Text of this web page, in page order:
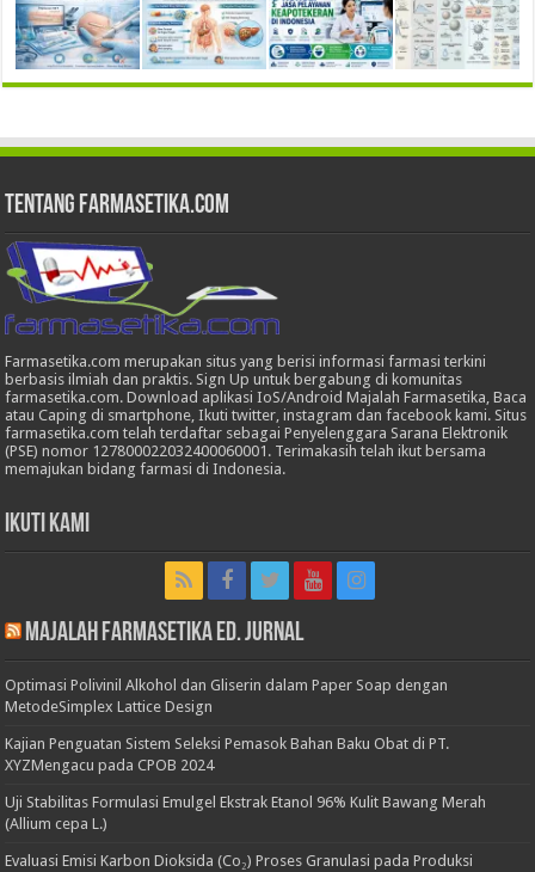
Tentang Farmasetika.com
Farmasetika.com merupakan situs yang berisi informasi farmasi terkini
berbasis ilmiah dan praktis. Sign Up untuk bergabung di komunitas
farmasetika.com. Download aplikasi IoS/Android Majalah Farmasetika, Baca
atau Caping di smartphone, Ikuti twitter, instagram dan facebook kami. Situs
farmasetika.com telah terdaftar sebagai Penyelenggara Sarana Elektronik
(PSE) nomor 127800022032400060001. Terimakasih telah ikut bersama
memajukan bidang farmasi di Indonesia.
Ikuti Kami
Majalah Farmasetika Ed. Jurnal
Optimasi Polivinil Alkohol dan Gliserin dalam Paper Soap dengan
MetodeSimplex Lattice Design
Kajian Penguatan Sistem Seleksi Pemasok Bahan Baku Obat di PT.
XYZMengacu pada CPOB 2024
Uji Stabilitas Formulasi Emulgel Ekstrak Etanol 96% Kulit Bawang Merah
(Allium cepa L.)
Evaluasi Emisi Karbon Dioksida (Co₂) Proses Granulasi pada Produksi